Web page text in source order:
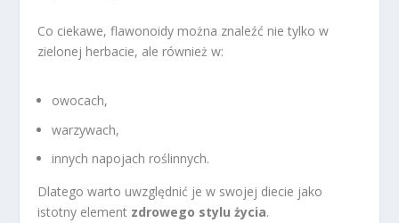
Co ciekawe, flawonoidy można znaleźć nie tylko w
zielonej herbacie, ale również w:
owocach,
warzywach,
innych napojach roślinnych.
Dlatego warto uwzględnić je w swojej diecie jako
istotny element zdrowego stylu życia.